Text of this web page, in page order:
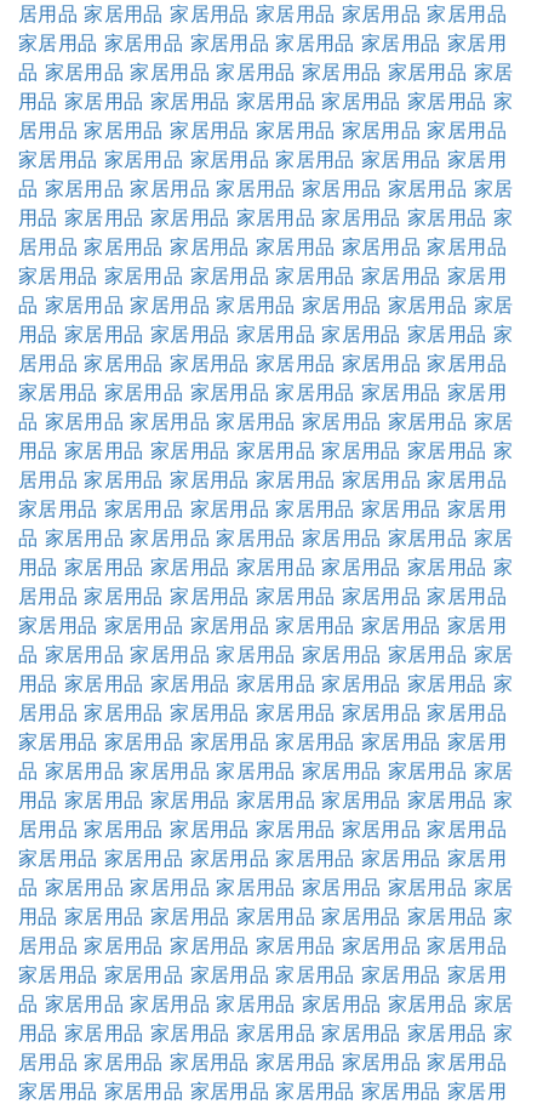
居用品 家居用品 家居用品 家居用品 家居用品 家居用品
家居用品 家居用品 家居用品 家居用品 家居用品 家居用
品 家居用品 家居用品 家居用品 家居用品 家居用品 家居
用品 家居用品 家居用品 家居用品 家居用品 家居用品 家
居用品 家居用品 家居用品 家居用品 家居用品 家居用品
家居用品 家居用品 家居用品 家居用品 家居用品 家居用
品 家居用品 家居用品 家居用品 家居用品 家居用品 家居
用品 家居用品 家居用品 家居用品 家居用品 家居用品 家
居用品 家居用品 家居用品 家居用品 家居用品 家居用品
家居用品 家居用品 家居用品 家居用品 家居用品 家居用
品 家居用品 家居用品 家居用品 家居用品 家居用品 家居
用品 家居用品 家居用品 家居用品 家居用品 家居用品 家
居用品 家居用品 家居用品 家居用品 家居用品 家居用品
家居用品 家居用品 家居用品 家居用品 家居用品 家居用
品 家居用品 家居用品 家居用品 家居用品 家居用品 家居
用品 家居用品 家居用品 家居用品 家居用品 家居用品 家
居用品 家居用品 家居用品 家居用品 家居用品 家居用品
家居用品 家居用品 家居用品 家居用品 家居用品 家居用
品 家居用品 家居用品 家居用品 家居用品 家居用品 家居
用品 家居用品 家居用品 家居用品 家居用品 家居用品 家
居用品 家居用品 家居用品 家居用品 家居用品 家居用品
家居用品 家居用品 家居用品 家居用品 家居用品 家居用
品 家居用品 家居用品 家居用品 家居用品 家居用品 家居
用品 家居用品 家居用品 家居用品 家居用品 家居用品 家
居用品 家居用品 家居用品 家居用品 家居用品 家居用品
家居用品 家居用品 家居用品 家居用品 家居用品 家居用
品 家居用品 家居用品 家居用品 家居用品 家居用品 家居
用品 家居用品 家居用品 家居用品 家居用品 家居用品 家
居用品 家居用品 家居用品 家居用品 家居用品 家居用品
家居用品 家居用品 家居用品 家居用品 家居用品 家居用
品 家居用品 家居用品 家居用品 家居用品 家居用品 家居
用品 家居用品 家居用品 家居用品 家居用品 家居用品 家
居用品 家居用品 家居用品 家居用品 家居用品 家居用品
家居用品 家居用品 家居用品 家居用品 家居用品 家居用
品 家居用品 家居用品 家居用品 家居用品 家居用品 家居
用品 家居用品 家居用品 家居用品 家居用品 家居用品 家
居用品 家居用品 家居用品 家居用品 家居用品 家居用品
家居用品 家居用品 家居用品 家居用品 家居用品 家居用